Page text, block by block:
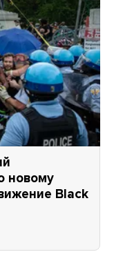
новому
Black